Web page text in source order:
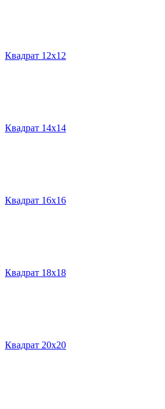
Квадрат 12х12
Квадрат 14х14
Квадрат 16х16
Квадрат 18х18
Квадрат 20х20